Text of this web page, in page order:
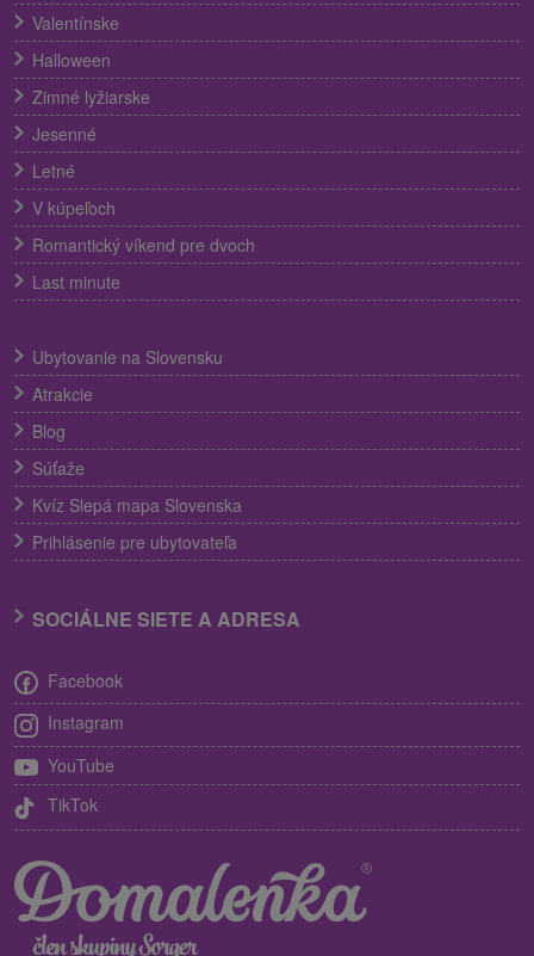
Valentínske
Halloween
Zimné lyžiarske
Jesenné
Letné
V kúpeľoch
Romantický víkend pre dvoch
Last minute
Ubytovanie na Slovensku
Atrakcie
Blog
Súťaže
Kvíz Slepá mapa Slovenska
Prihlásenie pre ubytovateľa
SOCIÁLNE SIETE A ADRESA
Facebook
Instagram
YouTube
TikTok